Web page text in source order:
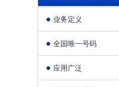
业务定义
全国唯一号码
应用广泛